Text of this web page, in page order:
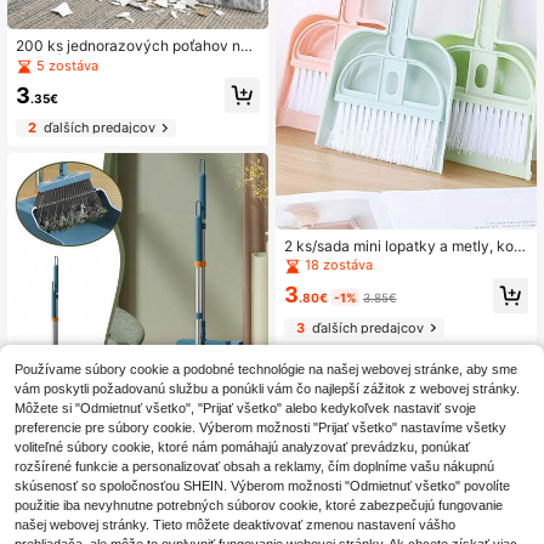
200 ks jednorazových poťahov na
metlu | Nezbytné poťahy na pracho
vanie do domácnosti – elektrostatic
ká priťahovacia schopnosť na vlasy
z deformácie – nepriestupná látka b
asu pri čistení, vhodné pre autá, ele
ktronické zariadenia a steny – vhod
né na rôzne veľkosti domácich meti
el
5 zostáva
3.35€
2ďalších predajcov
Domáca multifunkčná súprava metl
y a lopárika, 180° otočná čistenie b
ez slepých miest, predĺžené hrebeň
ové zuby na jedno kliknutie na odst
raňovanie vlasov, bezseamový kon
takt s podlahou bez prachu, jednora
zová čistiaca utierka na hlboké ods
19.38€
2 ks/sada mini lopatky a metly, kom
paktná sada na čistenie stola - mini
lopatka a kefa na klávesnicu, zvier
acie chlpy, úzke priestory - prenos
elárii a v aute - ideálny pre malé pri
estory
18 zostáva
3.80€ -1% 3.85€
3ďalších predajcov
Používame súbory cookie a podobné technológie na našej webovej stránke, aby sme
vám poskytli požadovanú službu a ponúkli vám čo najlepší zážitok z webovej stránky.
Môžete si "Odmietnuť všetko", "Prijať všetko" alebo kedykoľvek nastaviť svoje
preferencie pre súbory cookie. Výberom možnosti "Prijať všetko" nastavíme všetky
voliteľné súbory cookie, ktoré nám pomáhajú analyzovať prevádzku, ponúkať
rozšírené funkcie a personalizovať obsah a reklamy, čím doplníme vašu nákupnú
skúsenosť so spoločnosťou SHEIN. Výberom možnosti "Odmietnuť všetko" povolíte
použitie iba nevyhnutne potrebných súborov cookie, ktoré zabezpečujú fungovanie
našej webovej stránky. Tieto môžete deaktivovať zmenou nastavení vášho